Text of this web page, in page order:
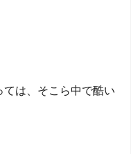
は、そこら中で酷い